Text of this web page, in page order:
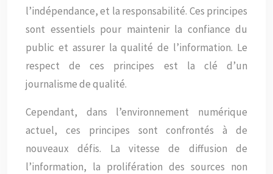
l’indépendance, et la responsabilité. Ces principes
sont essentiels pour maintenir la confiance du
public et assurer la qualité de l’information. Le
respect de ces principes est la clé d’un
journalisme de qualité.
Cependant, dans l’environnement numérique
actuel, ces principes sont confrontés à de
nouveaux défis. La vitesse de diffusion de
l’information, la prolifération des sources non